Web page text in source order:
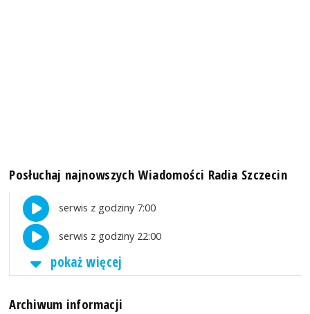
Posłuchaj najnowszych Wiadomości Radia Szczecin
serwis z godziny 7:00
serwis z godziny 22:00
pokaż więcej
Archiwum informacji